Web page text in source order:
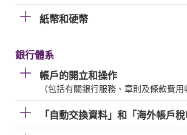
紙幣和硬幣
銀行體系
帳戶的開立和操作
（包括有關銀行服務、章則及條款費用
「自動交換資料」和「海外帳戶稅